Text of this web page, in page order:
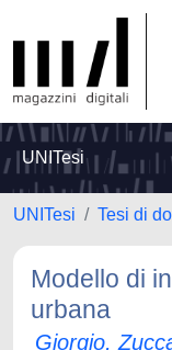
UNITesi
UNITesi Tesi di
Modello di
urbana
Giorgio,